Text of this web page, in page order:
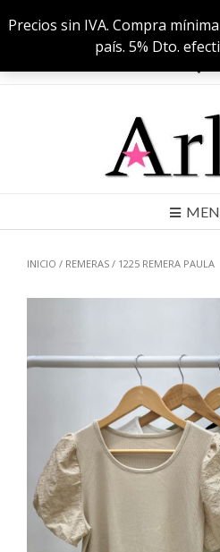
to
Precios sin IVA. Compra mínima
INICIO / REMERAS / 1225 REMERA PAULA
Precios sin IVA. Compra
país. 5% Dto.